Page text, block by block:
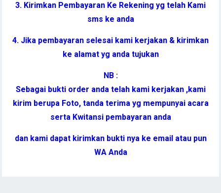
3. Kirimkan Pembayaran Ke Rekening yg telah Kami
sms ke anda
4. Jika pembayaran selesai kami kerjakan & kirimkan
ke alamat yg anda tujukan
NB :
Sebagai bukti order anda telah kami kerjakan ,kami
kirim berupa Foto, tanda terima yg mempunyai acara
serta Kwitansi pembayaran anda
dan kami dapat kirimkan bukti nya ke email atau pun
WA Anda